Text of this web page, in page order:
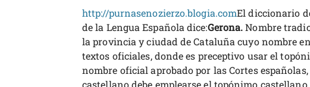
http://purnasenozierzo.blogia.comEl diccionario
de la Lengua Española dice:Gerona.Nombre
la provincia y ciudad de Cataluña cuyo nombre
textos oficiales, donde es preceptivo usar el
nombre oficial aprobado por las Cortes
castellano debe emplearse el topónimo